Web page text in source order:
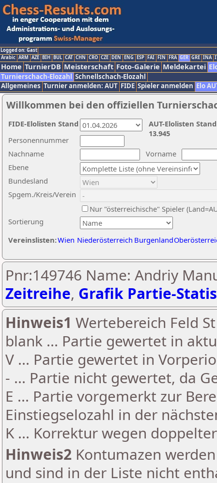
Logged on: Gast
Arabic ARM AZE BIH BUL CAT CHN CRO CZE DEN ENG ESP FAI FIN FRA GER GRE INA
Home TurnierDB Meisterschaft Foto-Galerie Meldekartei
Turnierschach-Elozahl Schnellschach-Elozahl
Allgemeines Turnier anmelden: AUT FIDE Spieler anmelden Elo
Willkommen bei den offiziellen
Nachname
Vorname
Ebene
Sortierung
Personennummer
Bundesland
Spgem./Kreis/Verein
Nur "österreichische" Spieler
Vereinslisten:Wien Niederösterreich Burgenland
AUT-Elolisten
13.945
FIDE-Elolisten Stand
Pnr:149746 Name: Andriy
Zeitreihe, Grafik Partie-
Hinweis1 Wertebereich Feld
blank ... Partie gewertet in
V ... Partie gewertet in
- ... Partie nicht gewertet, da
E ... Partie vorgemerkt zur
Einstiegselozahl in der
K ... Korrektur wegen
Hinweis2 Kontumazen
und sind in der Liste nicht